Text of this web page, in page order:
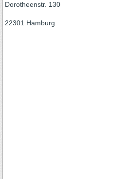
Dorotheenstr. 130
22301 Hamburg